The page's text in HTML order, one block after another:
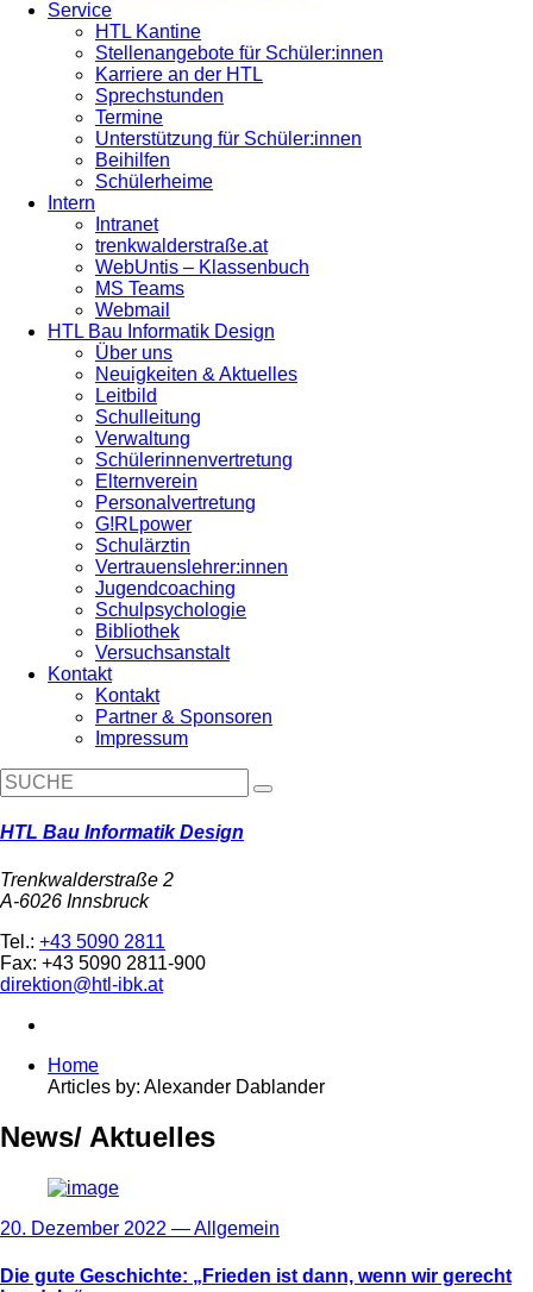
Service
HTL Kantine
Stellenangebote für Schüler:innen
Karriere an der HTL
Sprechstunden
Termine
Unterstützung für Schüler:innen
Beihilfen
Schülerheime
Intern
Intranet
trenkwalderstraße.at
WebUntis – Klassenbuch
MS Teams
Webmail
HTL Bau Informatik Design
Über uns
Neuigkeiten & Aktuelles
Leitbild
Schulleitung
Verwaltung
Schülerinnenvertretung
Elternverein
Personalvertretung
G!RLpower
Schulärztin
Vertrauenslehrer:innen
Jugendcoaching
Schulpsychologie
Bibliothek
Versuchsanstalt
Kontakt
Kontakt
Partner & Sponsoren
Impressum
HTL Bau Informatik Design
Trenkwalderstraße 2
A-6026 Innsbruck
Tel.: +43 5090 2811
Fax: +43 5090 2811-900
direktion@htl-ibk.at
Home
Articles by: Alexander Dablander
News/ Aktuelles
20. Dezember 2022 —Allgemein
Die gute Geschichte: „Frieden ist dann, wenn wir gerecht